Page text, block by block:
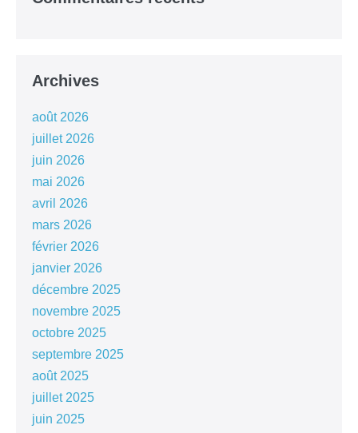
Archives
août 2026
juillet 2026
juin 2026
mai 2026
avril 2026
mars 2026
février 2026
janvier 2026
décembre 2025
novembre 2025
octobre 2025
septembre 2025
août 2025
juillet 2025
juin 2025